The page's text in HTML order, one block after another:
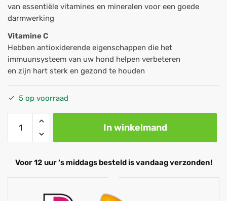
van essentiële vitamines en mineralen voor een goede
darmwerking
Vitamine C
Hebben antioxiderende eigenschappen die het
immuunsysteem van uw hond helpen verbeteren
en zijn hart sterk en gezond te houden
5 op voorraad
In winkelmand
Voor 12 uur ‘s middags besteld is vandaag verzonden!